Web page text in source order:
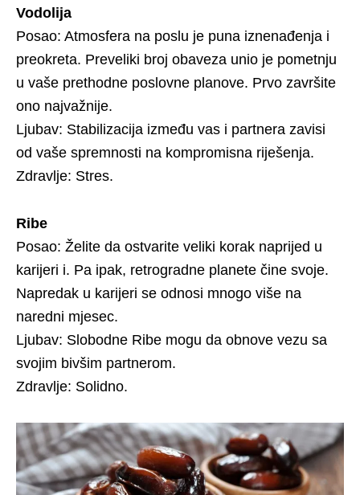
Vodolija
Posao: Atmosfera na poslu je puna iznenađenja i
preokreta. Preveliki broj obaveza unio je pometnju
u vaše prethodne poslovne planove. Prvo završite
ono najvažnije.
Ljubav: Stabilizacija između vas i partnera zavisi
od vaše spremnosti na kompromisna riješenja.
Zdravlje: Stres.
Ribe
Posao: Želite da ostvarite veliki korak naprijed u
karijeri i. Pa ipak, retrogradne planete čine svoje.
Napredak u karijeri se odnosi mnogo više na
naredni mjesec.
Ljubav: Slobodne Ribe mogu da obnove vezu sa
svojim bivšim partnerom.
Zdravlje: Solidno.